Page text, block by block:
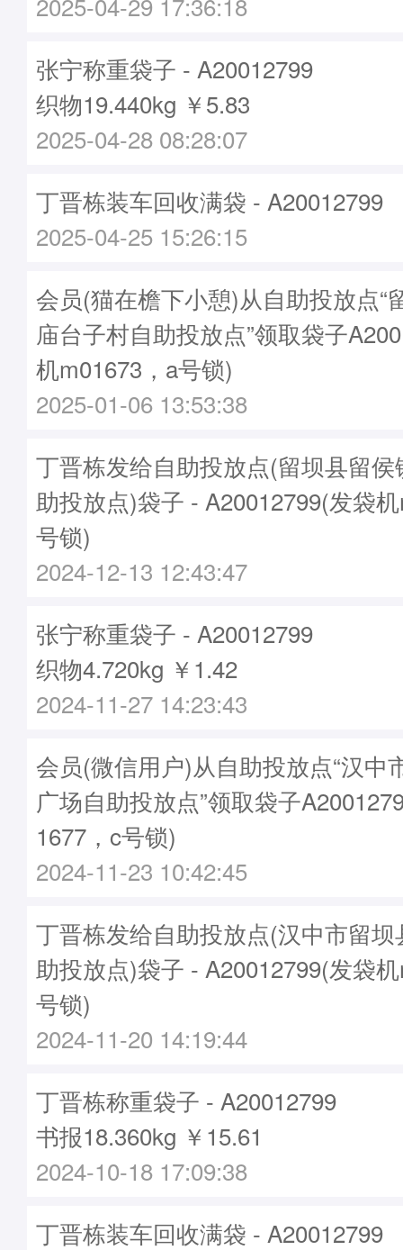
张宁称重袋子 - A20012799
织物19.440kg ￥5.83
2025-04-28 08:28:07
丁晋栋装车回收满袋 - A20012799
2025-04-25 15:26:15
会员(猫在檐下小憩)从自助投放点“
庙台子村自助投放点”领取袋子
机m01673，a号锁)
2025-01-06 13:53:38
丁晋栋发给自助投放点(留坝县留
助投放点)袋子 - A20012799(发袋
号锁)
2024-12-13 12:43:47
张宁称重袋子 - A20012799
织物4.720kg ￥1.42
2024-11-27 14:23:43
会员(微信用户)从自助投放点“汉中
广场自助投放点”领取袋子
1677，c号锁)
2024-11-23 10:42:45
丁晋栋发给自助投放点(汉中市留
助投放点)袋子 - A20012799(发袋
号锁)
2024-11-20 14:19:44
丁晋栋称重袋子 - A20012799
书报18.360kg ￥15.61
2024-10-18 17:09:38
丁晋栋装车回收满袋 - A20012799